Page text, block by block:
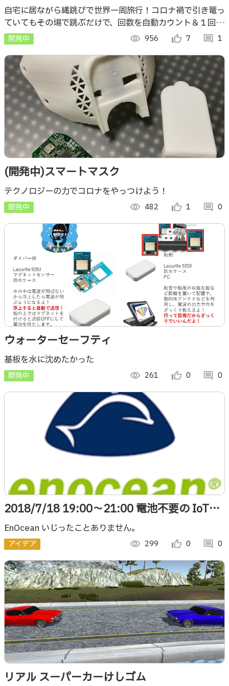
自宅に居ながら縄跳びで世界一周旅行！コロナ禍で引き篭っ
ていてもその場で跳ぶだけで、回数を自動カウント＆１回１
歩としてGoogle StreetViewの世界中の道を旅行できる縄
跳びIoTデバイス！
開発中 visibility 956 thumb_up_alt 7 comment 1
(開発中)スマートマスク
テクノロジーの力でコロナをやっつけよう！
開発中 visibility 482 thumb_up_alt 1 comment 0
ウォーターセーフティ
基板を水に沈めたかった
開発中 visibility 261 thumb_up_alt 0 comment 0
2018/7/18 19:00〜21:00 電池不要の IoT無
線 EnOcean を弄ってみようワークショップ
#TUKUDDO #鹿児島
EnOcean いじったことありません。
アイデア visibility 299 thumb_up_alt 0 comment 0
リアル スーパーカーけしゴム